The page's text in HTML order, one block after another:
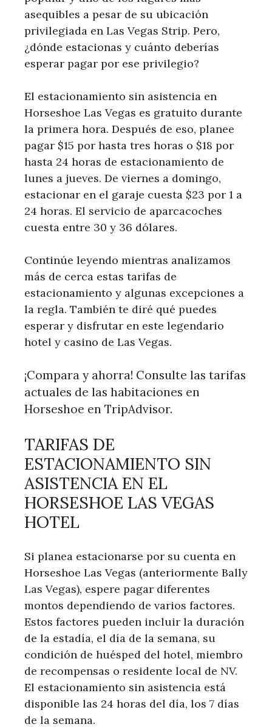
asequibles a pesar de su ubicación
privilegiada en Las Vegas Strip. Pero,
¿dónde estacionas y cuánto deberías
esperar pagar por ese privilegio?
El estacionamiento sin asistencia en
Horseshoe Las Vegas es gratuito durante
la primera hora. Después de eso, planee
pagar $15 por hasta tres horas o $18 por
hasta 24 horas de estacionamiento de
lunes a jueves. De viernes a domingo,
estacionar en el garaje cuesta $23 por 1 a
24 horas. El servicio de aparcacoches
cuesta entre 30 y 36 dólares.
Continúe leyendo mientras analizamos
más de cerca estas tarifas de
estacionamiento y algunas excepciones a
la regla. También te diré qué puedes
esperar y disfrutar en este legendario
hotel y casino de Las Vegas.
¡Compara y ahorra! Consulte las tarifas
actuales de las habitaciones en
Horseshoe en TripAdvisor.
TARIFAS DE
ESTACIONAMIENTO SIN
ASISTENCIA EN EL
HORSESHOE LAS VEGAS
HOTEL
Si planea estacionarse por su cuenta en
Horseshoe Las Vegas (anteriormente Bally
Las Vegas), espere pagar diferentes
montos dependiendo de varios factores.
Estos factores pueden incluir la duración
de la estadía, el día de la semana, su
condición de huésped del hotel, miembro
de recompensas o residente local de NV.
El estacionamiento sin asistencia está
disponible las 24 horas del día, los 7 días
de la semana.